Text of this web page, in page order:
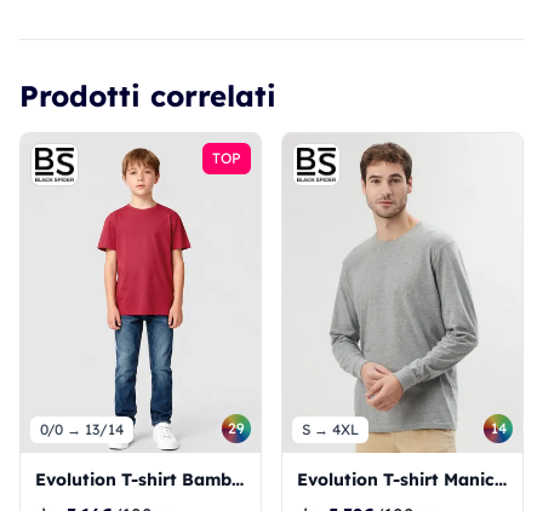
Prodotti correlati
TOP
0/0 → 13/14 29
Evolution T-shirt Bambino
S → 4XL 14
Evolution T-shirt Maniche Lunghe